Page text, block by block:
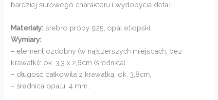
bardziej surowego charakteru i wydobycia detali.
Materiały: srebro próby 925, opal etiopski;
Wymiary:
– element ozdobny (w najszerszych miejscach, bez
krawatki): ok. 3,3 x 2,6cm (średnica)
– długość całkowita z krawatką: ok. 3,8cm,
– średnica opalu: 4 mm.